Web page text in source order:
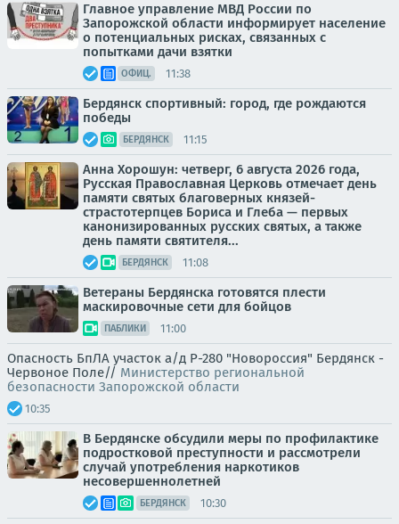
Главное управление МВД России по
Запорожской области информирует население
о потенциальных рисках, связанных с
попытками дачи взятки
ОФИЦ. 11:38
Бердянск спортивный: город, где рождаются
победы
БЕРДЯНСК 11:15
Анна Хорошун: четверг, 6 августа 2026 года,
Русская Православная Церковь отмечает день
памяти святых благоверных князей-
страстотерпцев Бориса и Глеба — первых
канонизированных русских святых, а также
день памяти святителя...
БЕРДЯНСК 11:08
Ветераны Бердянска готовятся плести
маскировочные сети для бойцов
ПАБЛИКИ 11:00
Опасность БпЛА участок а/д Р-280 "Новороссия" Бердянск -
Червоное Поле// Министерство региональной
безопасности Запорожской области
10:35
В Бердянске обсудили меры по профилактике
подростковой преступности и рассмотрели
случай употребления наркотиков
несовершеннолетней
БЕРДЯНСК 10:30